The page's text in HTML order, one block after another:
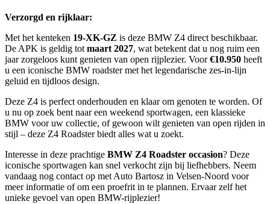
Verzorgd en rijklaar:
Met het kenteken 19-XK-GZ is deze BMW Z4 direct beschikbaar.
De APK is geldig tot maart 2027, wat betekent dat u nog ruim een
jaar zorgeloos kunt genieten van open rijplezier. Voor€10.950 heeft
u een iconische BMW roadster met het legendarische zes-in-lijn
geluid en tijdloos design.
Deze Z4 is perfect onderhouden en klaar om genoten te worden. Of
u nu op zoek bent naar een weekend sportwagen, een klassieke
BMW voor uw collectie, of gewoon wilt genieten van open rijden in
stijl – deze Z4 Roadster biedt alles wat u zoekt.
Interesse in deze prachtige BMW Z4 Roadster occasion? Deze
iconische sportwagen kan snel verkocht zijn bij liefhebbers. Neem
vandaag nog contact op met Auto Bartosz in Velsen-Noord voor
meer informatie of om een proefrit in te plannen. Ervaar zelf het
unieke gevoel van open BMW-rijplezier!